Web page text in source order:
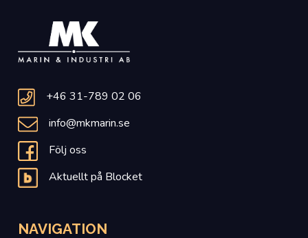
+46 31-789 02 06
info@mkmarin.se
Följ oss
Aktuellt på Blocket
NAVIGATION